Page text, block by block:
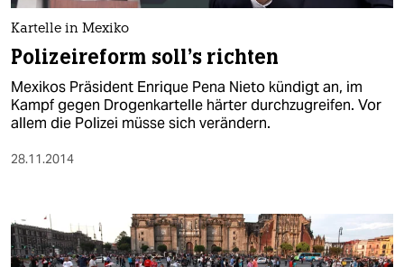
Kartelle in Mexiko
Polizeireform soll's richten
Mexikos Präsident Enrique Pena Nieto kündigt an, im
Kampf gegen Drogenkartelle härter durchzugreifen. Vor
allem die Polizei müsse sich verändern.
28.11.2014